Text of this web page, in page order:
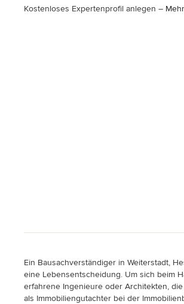
Kostenloses Expertenprofil anlegen –
Ein Bausachverständiger in Weiterstadt,
eine Lebensentscheidung. Um sich beim
erfahrene Ingenieure oder Architekten,
als Immobiliengutachter bei der